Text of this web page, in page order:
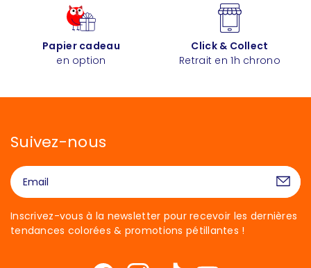
Papier cadeau
en option
Click & Collect
Retrait en 1h chrono
Suivez-nous
Inscrivez-vous à la newsletter pour recevoir les dernières
tendances colorées & promotions pétillantes !